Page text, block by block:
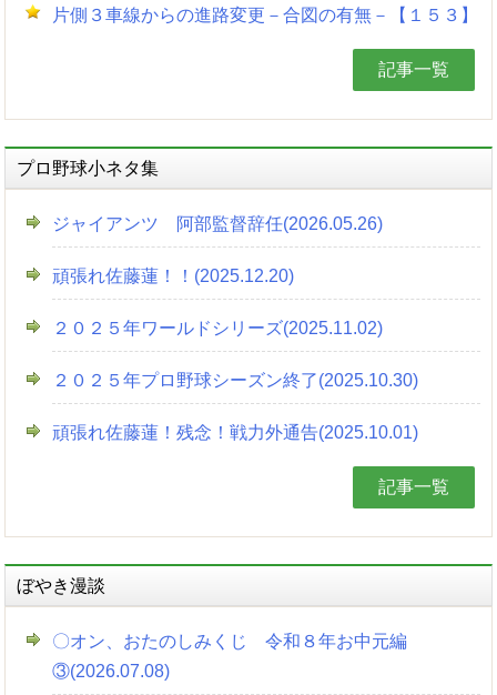
片側３車線からの進路変更－合図の有無－【１５３】
記事一覧
プロ野球小ネタ集
ジャイアンツ 阿部監督辞任(2026.05.26)
頑張れ佐藤蓮！！(2025.12.20)
２０２５年ワールドシリーズ(2025.11.02)
２０２５年プロ野球シーズン終了(2025.10.30)
頑張れ佐藤蓮！残念！戦力外通告(2025.10.01)
記事一覧
ぼやき漫談
〇オン、おたのしみくじ 令和８年お中元編
③(2026.07.08)